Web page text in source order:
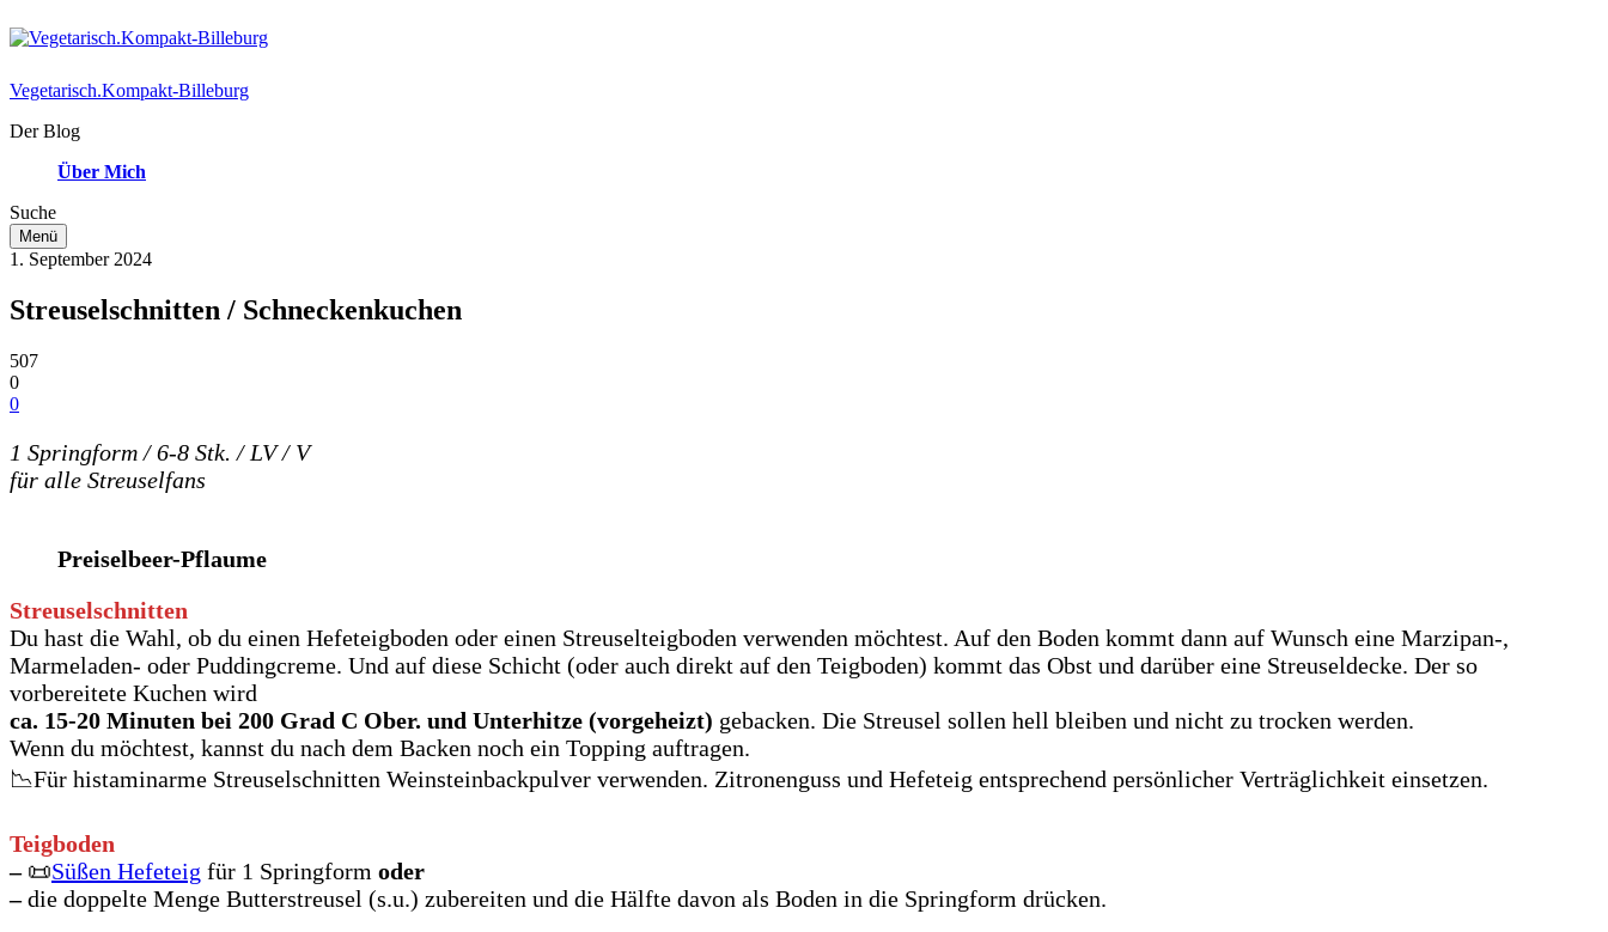
Vegetarisch.Kompakt-Billeburg
Der Blog
Über Mich
Suche
Menü
1. September 2024
Streuselschnitten / Schneckenkuchen
507
0
0
1 Springform / 6-8 Stk. / LV / V
für alle Streuselfans
Preiselbeer-Pflaume
Streuselschnitten
Du hast die Wahl, ob du einen Hefeteigboden oder einen Streuselteigboden verwenden möchtest. Auf den Boden kommt dann auf Wunsch eine Marzipan-,
Marmeladen- oder Puddingcreme. Und auf diese Schicht (oder auch direkt auf den Teigboden) kommt das Obst und darüber eine Streuseldecke. Der so
vorbereitete Kuchen wird
ca. 15-20 Minuten bei 200 Grad C Ober. und Unterhitze (vorgeheizt) gebacken. Die Streusel sollen hell bleiben und nicht zu trocken werden.
Wenn du möchtest, kannst du nach dem Backen noch ein Topping auftragen.
📉Für histaminarme Streuselschnitten Weinsteinbackpulver verwenden. Zitronenguss und Hefeteig entsprechend persönlicher Verträglichkeit einsetzen.
Teigboden
–📜Süßen Hefeteig für 1 Springform oder
–die doppelte Menge Butterstreusel (s.u.) zubereiten und die Hälfte davon als Boden in die Springform drücken.